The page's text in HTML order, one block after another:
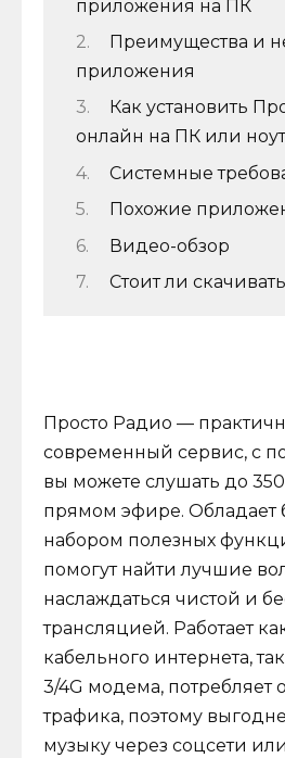
приложения на ПК
Преимущества и
приложения
Как установить
онлайн на ПК или
Системные
Похожие
Видео-обзор
Стоит ли
Просто Радио —
современный сервис, с
вы можете слушать до
прямом эфире. Обладает
набором полезных
помогут найти лучшие
наслаждаться чистой и
трансляцией. Работает
кабельного интернета,
3/4G модема, потребляет
трафика, поэтому
музыку через соцсети